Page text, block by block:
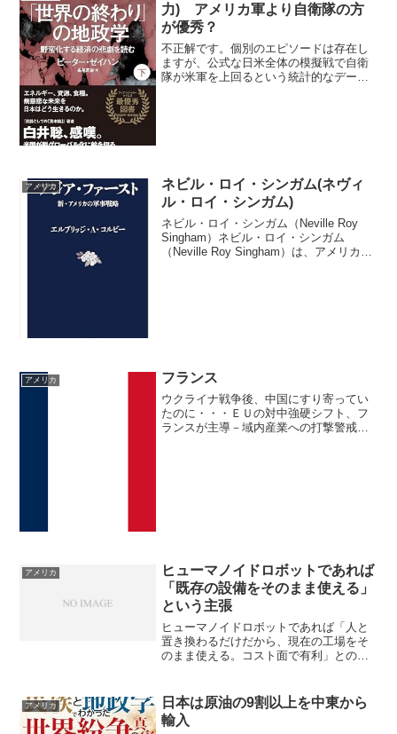
力) アメリカ軍より自衛隊の方
が優秀？
不正解です。個別のエピソードは存在し
ますが、公式な日米全体の模擬戦で自衛
隊が米軍を上回るという統計的なデータ
アメリカ
ネビル・ロイ・シンガム(ネヴィ
ル・ロイ・シンガム)
ネビル・ロイ・シンガム（Neville Roy
Singham）ネビル・ロイ・シンガム
（Neville Roy Singham）は、アメリカ合
アメリカ フランス
ウクライナ戦争後、中国にすり寄ってい
たのに・・・ＥＵの対中強硬シフト、フ
ランスが主導－域内産業への打撃警戒Ｅ
アメリカ
ヒューマノイドロボットであれば
「既存の設備をそのまま使える」
という主張
ヒューマノイドロボットであれば「人と
置き換わるだけだから、現在の工場をそ
のまま使える。コスト面で有利」との意
電気自動車と同様、現実の問題を突きつ
けられ挫折。長期の年月が...
アメリカ
日本は原油の9割以上を中東から
輸入